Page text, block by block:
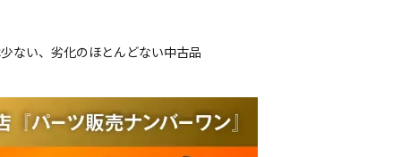
ない、劣化のほとんどない中古品